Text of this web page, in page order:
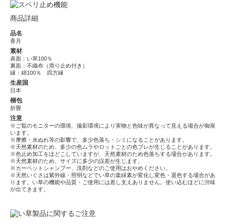
商品詳細
品名
香月
素材
表面：い草100％
裏面：不織布（滑り止め付き）
縁：綿100％ 四方縁
生産国
日本
梱包
折畳
注意
※ご覧のモニターの環境、撮影環境により実物と色味が異なって見える場合が御座
います。
※摩擦・水ぬれ等の影響で、多少色落ち・シミになることがあります。
※天然素材のため、多少の色ムラやロットごとの色ブレが生じることがあります。
※色止め加工をほどこしていますが、天然素材のため色落ちする場合があります。
※天然素材のため、サイズに多少の誤差が生じます。
※カーペットシャンプー、洗剤などのご使用はおやめください。
※天然いぐさは紫外線・照明などでい草の葉緑素が変化し変色・退色する場合があ
ります。い草の機能や品質・ご使用には差し支えありません。使い込むほどに渋味
が出てきます。